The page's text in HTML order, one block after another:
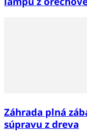
Záhrada plná
súpravu z dreva